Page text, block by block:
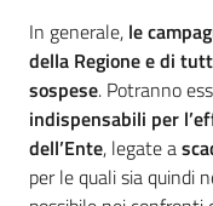
In generale, le
della Regione e di
sospese. Potranno
indispensabili per
dell’Ente, legate a
per le quali sia quindi